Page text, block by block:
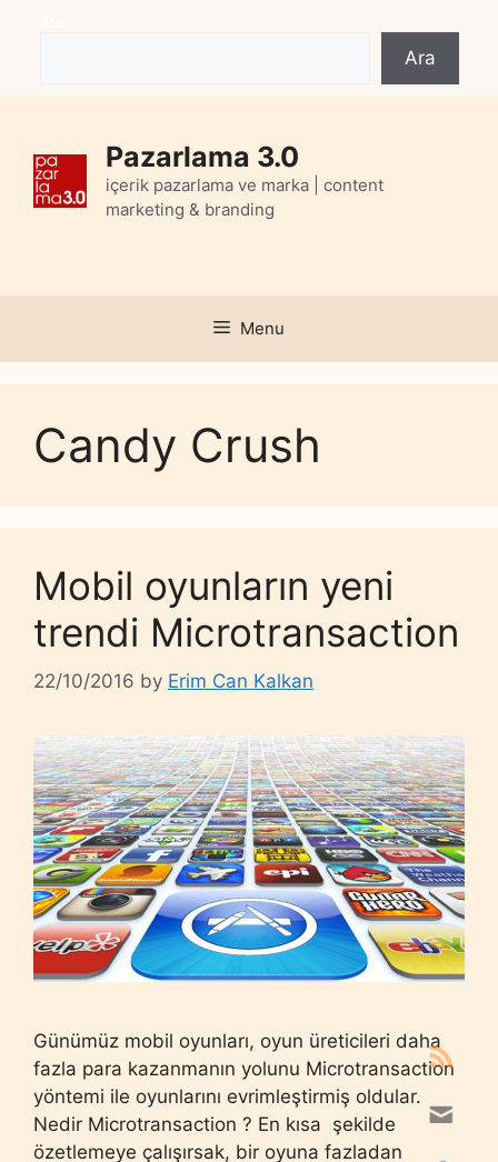
Ara
Pazarlama 3.0
içerik pazarlama ve marka | content
marketing & branding
Menu
Candy Crush
Mobil oyunların yeni
trendi Microtransaction
22/10/2016 by Erim Can Kalkan
Günümüz mobil oyunları, oyun üreticileri daha
fazla para kazanmanın yolunu Microtransaction
yöntemi ile oyunlarını evrimleştirmiş oldular.
Nedir Microtransaction ? En kısa şekilde
özetlemeye çalışırsak, bir oyuna fazladan